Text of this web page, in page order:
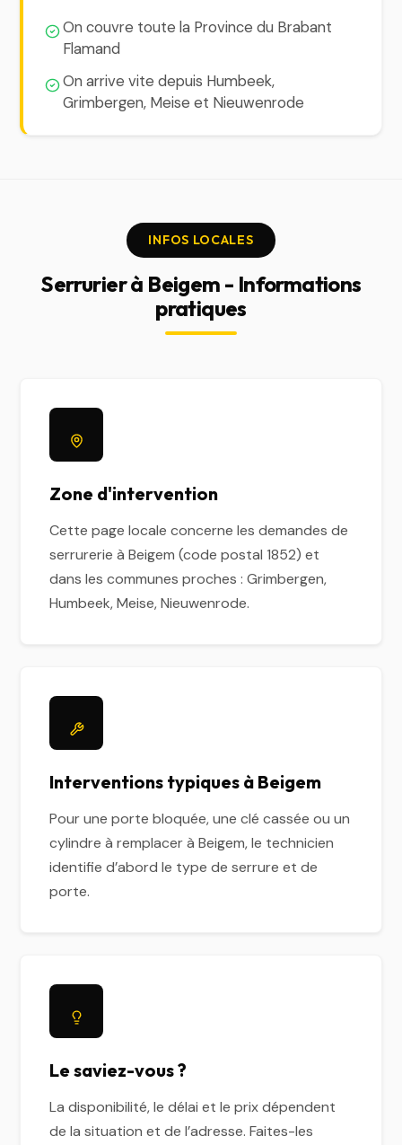
On couvre toute la Province du Brabant
Flamand
On arrive vite depuis Humbeek,
Grimbergen, Meise et Nieuwenrode
INFOS LOCALES
Serrurier à Beigem - Informations
pratiques
Zone d'intervention
Cette page locale concerne les demandes de
serrurerie à Beigem (code postal 1852) et
dans les communes proches : Grimbergen,
Humbeek, Meise, Nieuwenrode.
Interventions typiques à Beigem
Pour une porte bloquée, une clé cassée ou un
cylindre à remplacer à Beigem, le technicien
identifie d’abord le type de serrure et de
porte.
Le saviez-vous ?
La disponibilité, le délai et le prix dépendent
de la situation et de l’adresse. Faites-les